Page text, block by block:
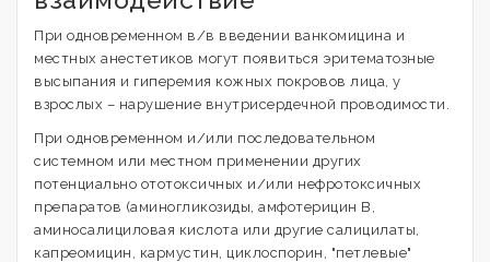
При одновременном в/в введении ванкомицина и
местных анестетиков могут появиться эритематозные
высыпания и гиперемия кожных покровов лица, у
взрослых – нарушение внутрисердечной проводимости.
При одновременном и/или последовательном
системном или местном применении других
потенциально ототоксичных и/или нефротоксичных
препаратов (аминогликозиды, амфотерицин В,
аминосалициловая кислота или другие салицилаты,
капреомицин, кармустин, циклоспорин, "петлевые"